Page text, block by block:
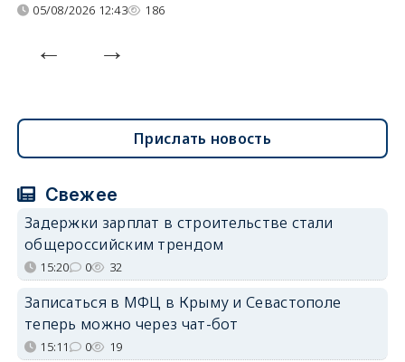
05/08/2026 12:43 186
Прислать новость
Свежее
Задержки зарплат в строительстве стали
общероссийским трендом
15:20 0 32
Записаться в МФЦ в Крыму и Севастополе
теперь можно через чат-бот
15:11 0 19